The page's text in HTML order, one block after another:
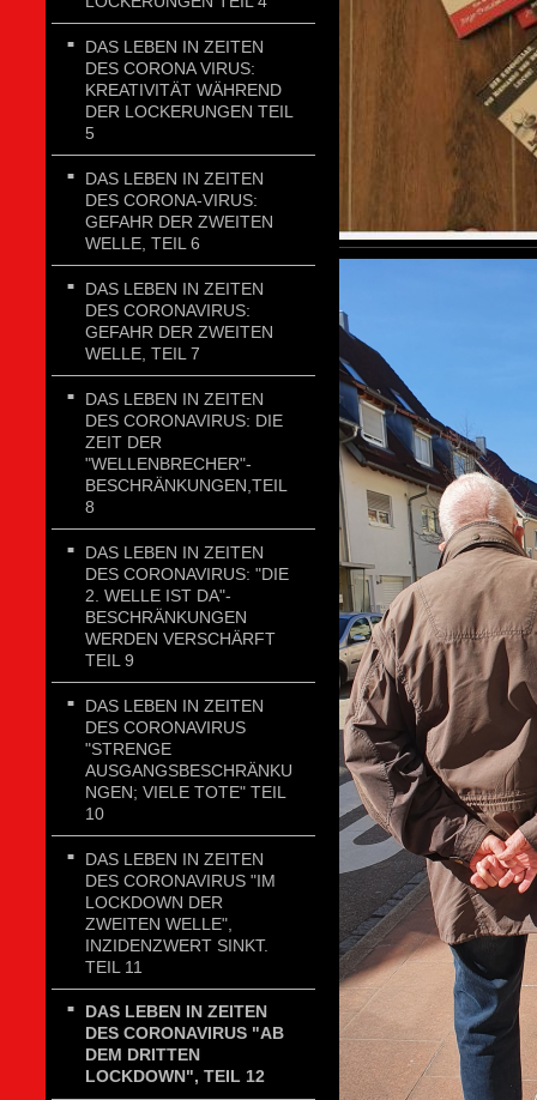
DAS LEBEN IN ZEITEN
DES CORONA VIRUS:
KREATIVITÄT WÄHREND
DER LOCKERUNGEN TEIL
5
DAS LEBEN IN ZEITEN
DES CORONA-VIRUS:
GEFAHR DER ZWEITEN
WELLE, TEIL 6
DAS LEBEN IN ZEITEN
DES CORONAVIRUS:
GEFAHR DER ZWEITEN
WELLE, TEIL 7
DAS LEBEN IN ZEITEN
DES CORONAVIRUS: DIE
ZEIT DER
"WELLENBRECHER"-
BESCHRÄNKUNGEN,TEIL
8
DAS LEBEN IN ZEITEN
DES CORONAVIRUS: "DIE
2. WELLE IST DA"-
BESCHRÄNKUNGEN
WERDEN VERSCHÄRFT
TEIL 9
DAS LEBEN IN ZEITEN
DES CORONAVIRUS
"STRENGE
AUSGANGSBESCHRÄNKU
NGEN; VIELE TOTE" TEIL
10
DAS LEBEN IN ZEITEN
DES CORONAVIRUS "IM
LOCKDOWN DER
ZWEITEN WELLE",
INZIDENZWERT SINKT.
TEIL 11
DAS LEBEN IN ZEITEN
DES CORONAVIRUS "AB
DEM DRITTEN
LOCKDOWN", TEIL 12